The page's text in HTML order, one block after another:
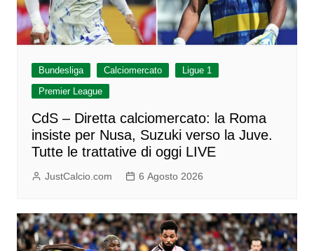
Bundesliga Calciomercato
Ligue 1
Premier League
CdS – Diretta calciomercato: la Roma
insiste per Nusa, Suzuki verso la Juve.
Tutte le trattative di oggi LIVE
JustCalcio.com 6 Agosto 2026